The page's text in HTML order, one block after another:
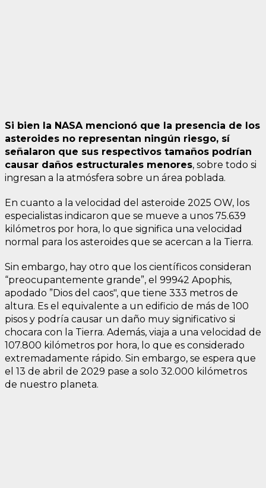
Si bien la NASA mencionó que la presencia de los
asteroides no representan ningún riesgo, sí
señalaron que sus respectivos tamaños podrían
causar daños estructurales menores, sobre todo si
ingresan a la atmósfera sobre un área poblada.
En cuanto a la velocidad del asteroide 2025 OW, los
especialistas indicaron que se mueve a unos 75.639
kilómetros por hora, lo que significa una velocidad
normal para los asteroides que se acercan a la Tierra.
Sin embargo, hay otro que los científicos consideran
“preocupantemente grande”, el 99942 Apophis,
apodado ”Dios del caos", que tiene 333 metros de
altura. Es el equivalente a un edificio de más de 100
pisos y podría causar un daño muy significativo si
chocara con la Tierra. Además, viaja a una velocidad de
107.800 kilómetros por hora, lo que es considerado
extremadamente rápido. Sin embargo, se espera que
el 13 de abril de 2029 pase a solo 32.000 kilómetros
de nuestro planeta.